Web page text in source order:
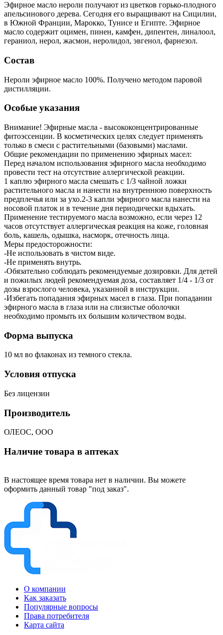
Эфирное масло нероли получают из цветков горько-плодного
апельсинового дерева. Сегодня его выращивают на Сицилии,
в Южной Франции, Марокко, Тунисе и Египте. Эфирное
масло содержит оцимен, пинен, камфен, дипентен, линалоол,
гераниол, нерол, жасмон, неролидол, эвгенол, фарнезол.
Состав
Нероли эфирное масло 100%. Получено методом паровой
дистилляции.
Особые указания
Внимание! Эфирные масла - высококонцентрированные
фитоэссенции. В косметических целях следует применять
только в смеси с растительными (базовыми) маслами.
Общие рекомендации по применению эфирных масел:
Перед началом использования эфирного масла необходимо
провести тест на отсутствие аллергической реакции.
1 каплю эфирного масла смешать с 1/3 чайной ложки
растительного масла и нанести на внутреннюю поверхность
предплечья или за ухо.2-3 капли эфирного масла нанести на
носовой платок и в течение дня периодически вдыхать.
Применение тестируемого масла возможно, если через 12
часов отсутствует аллергическая реакция на коже, головная
боль, кашель, одышка, насморк, отечность лица.
Меры предосторожности:
-Не использовать в чистом виде.
-Не применять внутрь.
-Обязательно соблюдать рекомендуемые дозировки. Для детей
и пожилых людей рекомендуемая доза, составляет 1/4 - 1/3 от
дозы взрослого человека, указанной в инструкции.
-Избегать попадания эфирных масел в глаза. При попадании
эфирного масла в глаза или на слизистые оболочки
необходимо промыть их большим количеством воды.
Форма выпуска
10 мл во флаконах из темного стекла.
Условия отпуска
Без лицензии
Производитель
ОЛЕОС, ООО
Наличие товара в аптеках
В настоящее время товара нет в наличии. Вы можете
оформить данный товар "под заказ".
О компании
Как заказать
Популярные вопросы
Права потребителя
Карта сайта